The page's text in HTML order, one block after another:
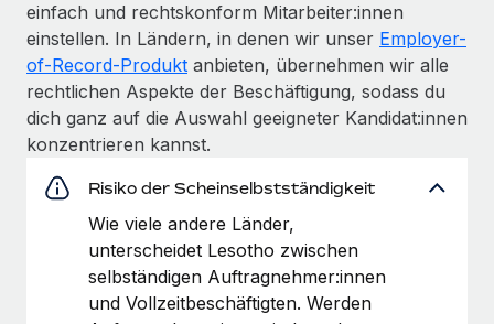
einfach und rechtskonform Mitarbeiter:innen
einstellen. In Ländern, in denen wir unser Employer-
of-Record-Produkt anbieten, übernehmen wir alle
rechtlichen Aspekte der Beschäftigung, sodass du
dich ganz auf die Auswahl geeigneter Kandidat:innen
konzentrieren kannst.
Risiko der Scheinselbstständigkeit
Wie viele andere Länder,
unterscheidet Lesotho zwischen
selbständigen Auftragnehmer:innen
und Vollzeitbeschäftigten. Werden